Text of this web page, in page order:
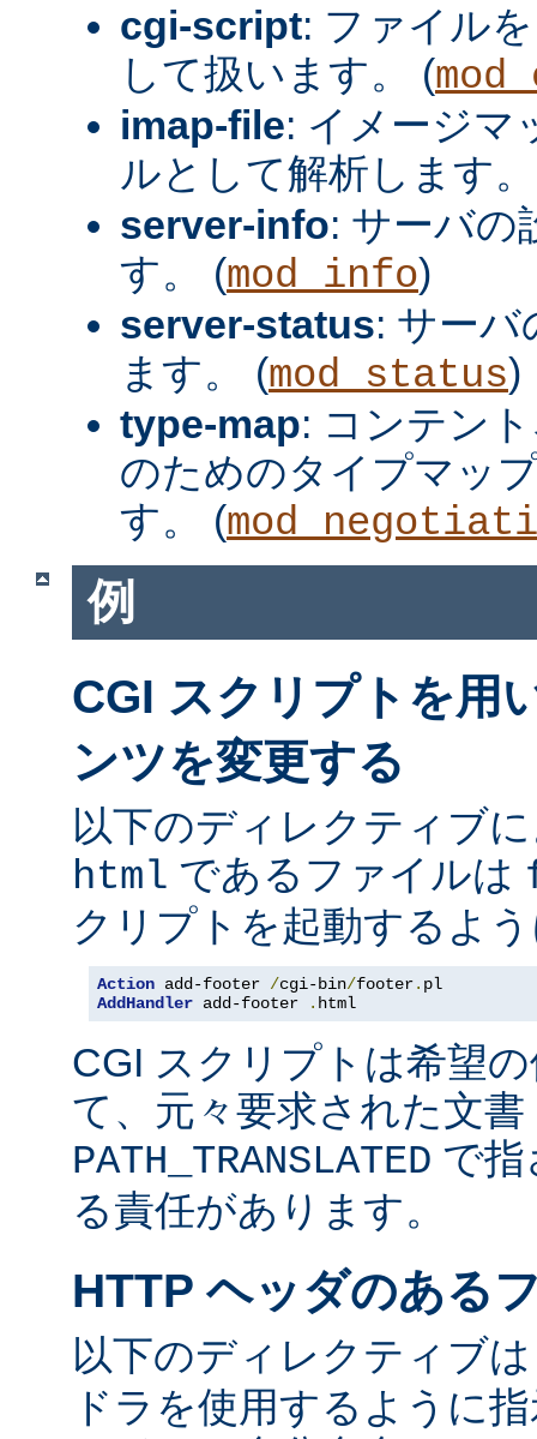
cgi-script: ファイル
して扱います。 (
imap-file: イメージマ
ルとして解析します
server-info: サーバの
す。 (mod_info)
server-status: サーバ
ます。 (mod_status)
type-map: コンテン
のためのタイプマッ
す。 (
例
CGI スクリプトを用
ンツを変更する
以下のディレクティブ
html であるファイルは
クリプトを起動するよ
Action add-footer /cgi-bin/footer.
AddHandler add-footer . html
CGI スクリプトは希望
て、元々要求された文書
PATH_TRANSLATED で指
る責任があります。
HTTP ヘッダのある
以下のディレクティブ
ドラを使用するように